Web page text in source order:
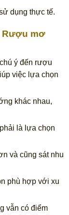
dụng thực tế.
Rượu mơ
ý đến rượu
việc lựa chọn
khác nhau,
là lựa chọn
và cũng sát nhu
phù hợp với xu
vẫn có điểm